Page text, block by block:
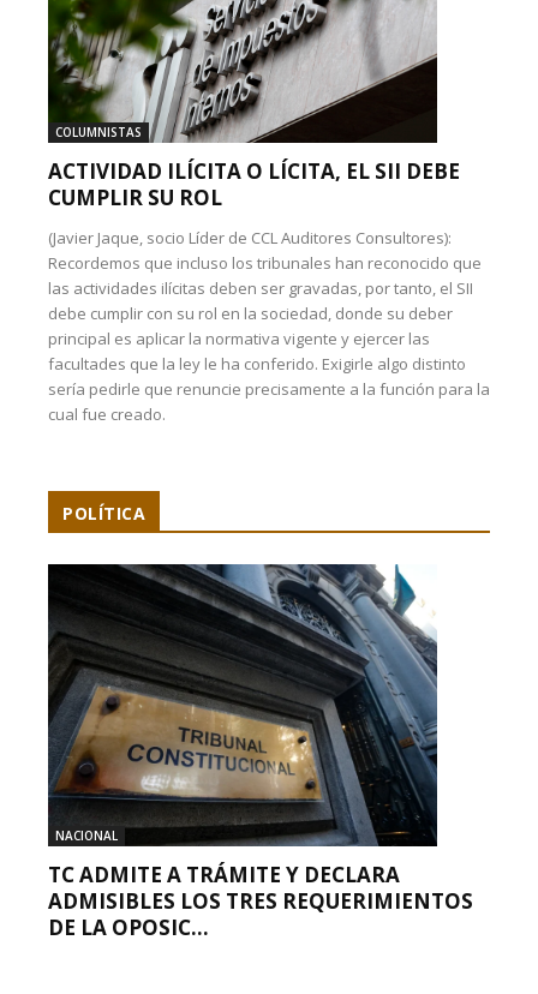
COLUMNISTAS
ACTIVIDAD ILÍCITA O LÍCITA, EL SII DEBE
CUMPLIR SU ROL
(Javier Jaque, socio Líder de CCL Auditores Consultores):
Recordemos que incluso los tribunales han reconocido que
las actividades ilícitas deben ser gravadas, por tanto, el SII
debe cumplir con su rol en la sociedad, donde su deber
principal es aplicar la normativa vigente y ejercer las
facultades que la ley le ha conferido. Exigirle algo distinto
sería pedirle que renuncie precisamente a la función para la
cual fue creado.
POLÍTICA
NACIONAL
TC ADMITE A TRÁMITE Y DECLARA
ADMISIBLES LOS TRES REQUERIMIENTOS
DE LA OPOSIC...